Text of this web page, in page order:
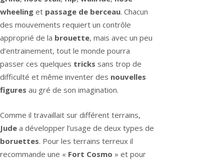
wheeling et passage de berceau. Chacun
des mouvements requiert un contrôle
approprié de la brouette, mais avec un peu
d’entrainement, tout le monde pourra
passer ces quelques tricks sans trop de
difficulté et même inventer des nouvelles
figures au gré de son imagination.
Comme il travaillait sur différent terrains,
Jude a développer l’usage de deux types de
boruettes. Pour les terrains terreux il
recommande une « Fort Cosmo » et pour